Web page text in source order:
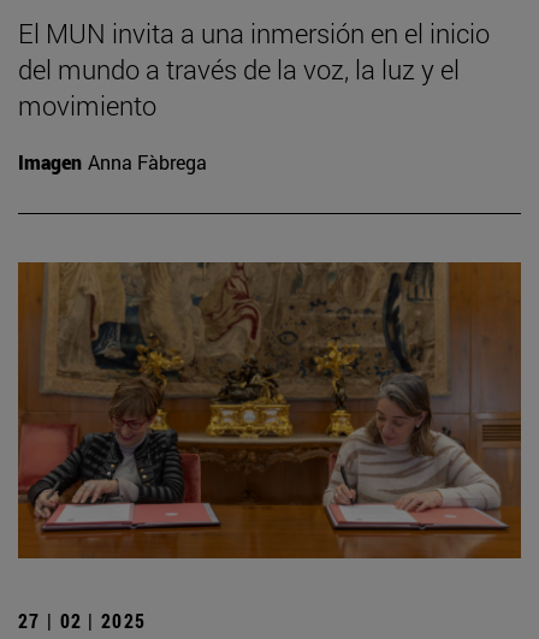
El MUN invita a una inmersión en el inicio
del mundo a través de la voz, la luz y el
movimiento
Imagen Anna Fàbrega
27 | 02 | 2025